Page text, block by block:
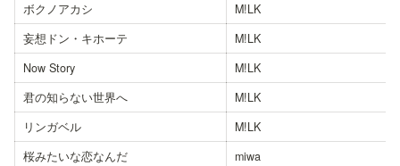
ボクノアカシ
M!LK
妄想ドン・キホーテ
M!LK
Now Story
M!LK
君の知らない世界へ
M!LK
リンガベル
M!LK
桜みたいな恋なんだ
miwa